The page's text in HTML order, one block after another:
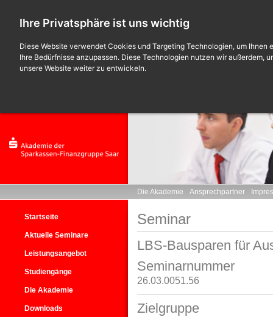
Ihre Privatsphäre ist uns wichtig
Diese Website verwendet Cookies und Targeting Technologien, um
Ihre Bedürfnisse anzupassen. Diese Technologien nutzen wir außerdem,
unsere Website weiter zu entwickeln.
Die Akademie Ansprechpartner
Startseite
Aktuelle Seminare
Leistungsangebot
Studiengänge
Die Akademie
Downloads
Seminar
LBS-Bausparen für
Seminarnummer
26.03.0051.56
Zielgruppe